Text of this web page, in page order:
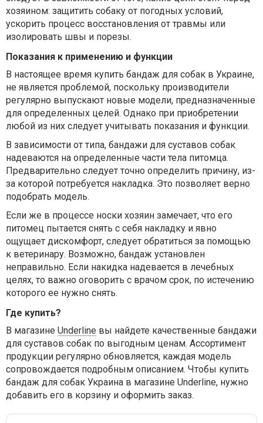
хозяином: защитить собаку от погодных условий,
ускорить процесс восстановления от травмы или
изолировать швы и порезы.
Показания к применению и функции
В настоящее время купить бандаж для собак в Украине,
не является проблемой, поскольку производители
регулярно выпускают новые модели, предназначенные
для определенных целей. Однако при приобретении
любой из них следует учитывать показания и функции.
В зависимости от типа, бандажи для суставов собак
надеваются на определенные части тела питомца.
Предварительно следует точно определить причину, из-
за которой потребуется накладка. Это позволяет верно
подобрать модель.
Если же в процессе носки хозяин замечает, что его
питомец пытается снять с себя накладку и явно
ощущает дискомфорт, следует обратиться за помощью
к ветеринару. Возможно, бандаж установлен
неправильно. Если накидка надевается в лечебных
целях, то важно оговорить с врачом срок, по истечению
которого ее нужно снять.
Где купить?
В магазине Underline вы найдете качественные бандажи
для суставов собак по выгодным ценам. Ассортимент
продукции регулярно обновляется, каждая модель
сопровождается подробным описанием. Чтобы купить
бандаж для собак Украина в магазине Underline, нужно
добавить его в корзину и оформить заказ.